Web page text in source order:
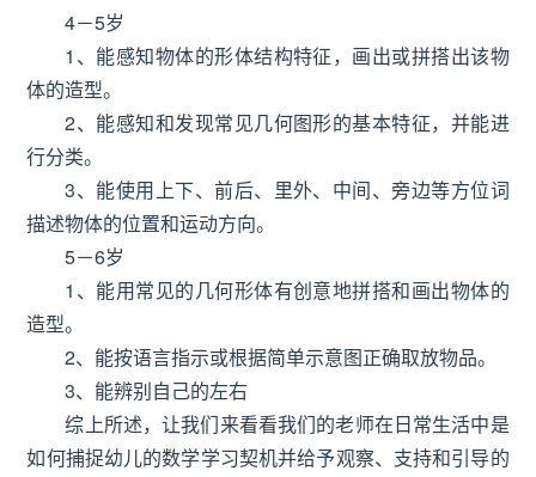
4－5岁
1、能感知物体的形体结构特征，画出或拼搭出该物
体的造型。
2、能感知和发现常见几何图形的基本特征，并能进
行分类。
3、能使用上下、前后、里外、中间、旁边等方位词
描述物体的位置和运动方向。
5－6岁
1、能用常见的几何形体有创意地拼搭和画出物体的
造型。
2、能按语言指示或根据简单示意图正确取放物品。
3、能辨别自己的左右
综上所述，让我们来看看我们的老师在日常生活中是
如何捕捉幼儿的数学学习契机并给予观察、支持和引导的